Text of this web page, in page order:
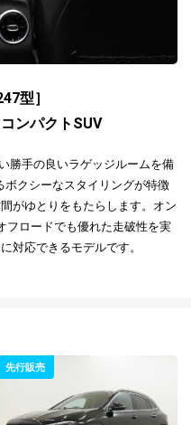
型］
ンパクトSUV
勝手の良いラゲッジルームを備
ボクシーなスタイリングが特徴
がゆとりをもたらします。オン
フロードでも優れた走破性を実
対応できるモデルです。
先行販売